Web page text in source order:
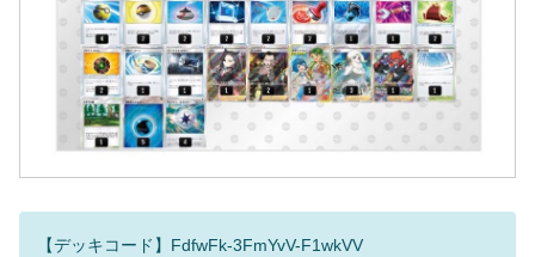
【デッキコード】FdfwFk-3FmYvV-F1wkVV